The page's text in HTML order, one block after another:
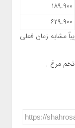
۱۸۹.۹۰۰
۶۲۹.۹۰۰
مشابه زمان فعلی
مرغ ,
https://